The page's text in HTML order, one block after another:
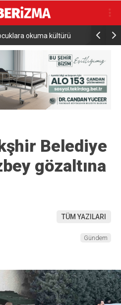
okuma kültürü
topluyor
Belediye
gözaltına
TÜM YAZILARI
Gündem